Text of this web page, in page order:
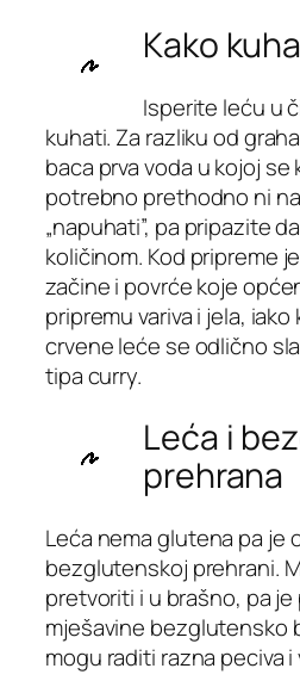
Kako
Isperite leću u
kuhati. Za razliku od
baca prva voda u kojoj se
potrebno prethodno ni
„napuhati”, pa pripazite
količinom. Kod pripreme
začine i povrće koje
pripremu variva i jela,
crvene leće se odlično
tipa curry.
Leća i
prehrana
Leća nema glutena pa je
bezglutenskoj prehrani.
pretvoriti i u brašno, pa
mješavine bezglutensko
mogu raditi razna peciva